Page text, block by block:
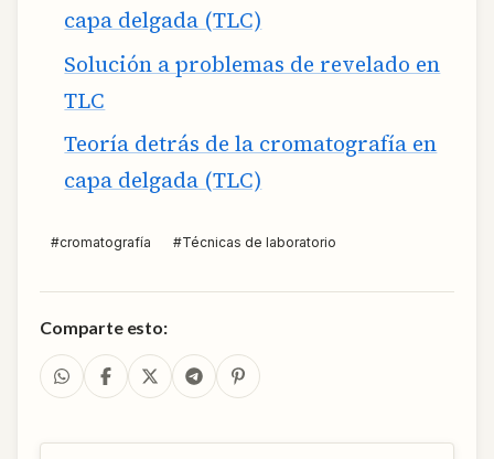
capa delgada (TLC)
Solución a problemas de revelado en
TLC
Teoría detrás de la cromatografía en
capa delgada (TLC)
#cromatografía #Técnicas de laboratorio
Comparte esto: